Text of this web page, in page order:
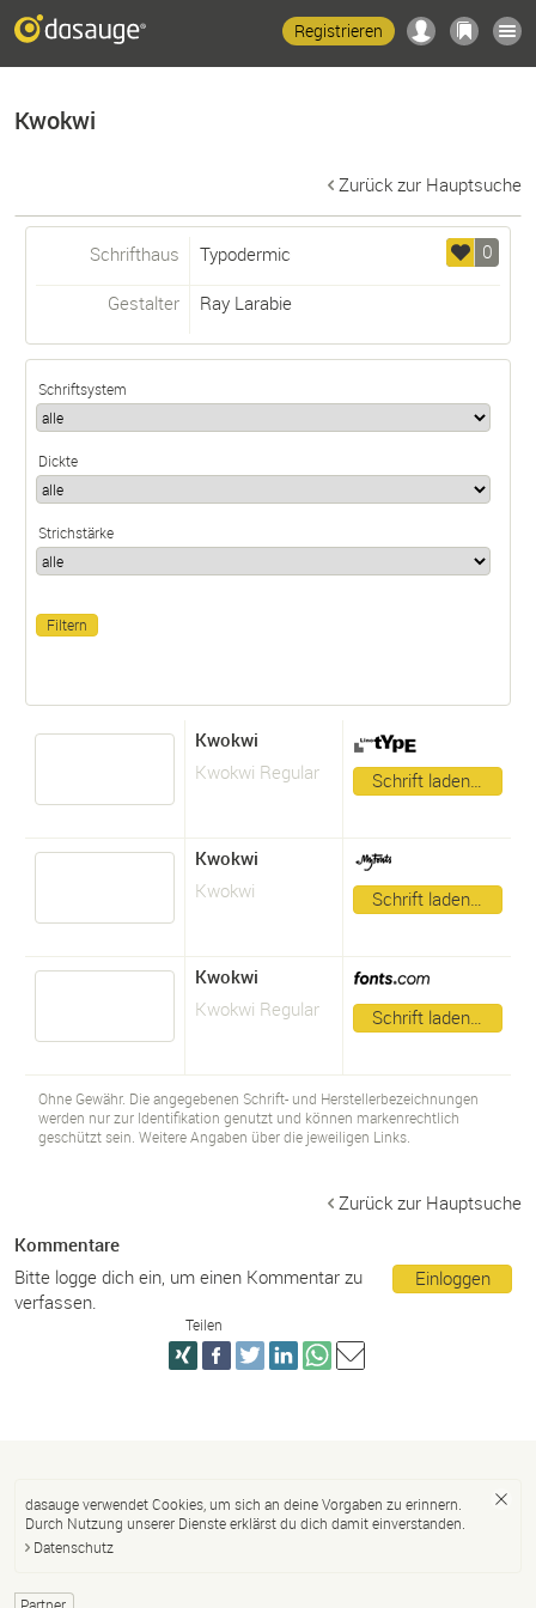
Registrieren
Kwokwi
Zurück zur Hauptsuche
0
Schrifthaus Typodermic
Gestalter Ray Larabie
Schriftsystem
Dickte
Strichstärke
Kwokwi
Kwokwi Regular
Schrift laden…
Kwokwi
Kwokwi
Schrift laden…
Kwokwi
Kwokwi Regular
Schrift laden…
Ohne Gewähr. Die angegebenen Schrift- und Herstellerbezeichnungen
werden nur zur Identifikation genutzt und können markenrechtlich
geschützt sein. Weitere Angaben über die jeweiligen Links.
Zurück zur Hauptsuche
Kommentare
Einloggen
Bitte logge dich ein, um einen Kommentar zu
verfassen.
Teilen
dasauge verwendet Cookies, um sich an deine Vorgaben zu erinnern.
Durch Nutzung unserer Dienste erklärst du dich damit einverstanden.
Datenschutz
Partner